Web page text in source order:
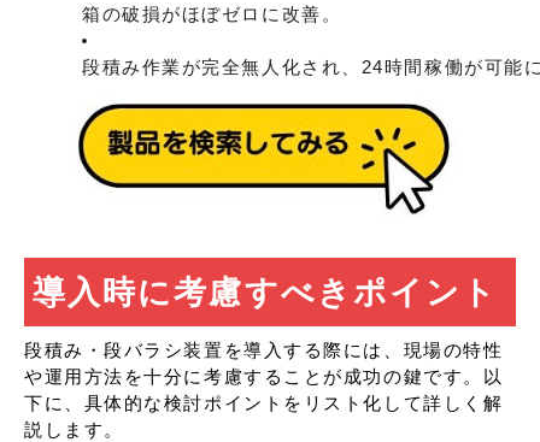
箱の破損がほぼゼロに改善。
段積み作業が完全無人化され、24時間稼働が可能
導入時に考慮すべきポイント
段積み・段バラシ装置を導入する際には、現場の特性
や運用方法を十分に考慮することが成功の鍵です。以
下に、具体的な検討ポイントをリスト化して詳しく解
説します。